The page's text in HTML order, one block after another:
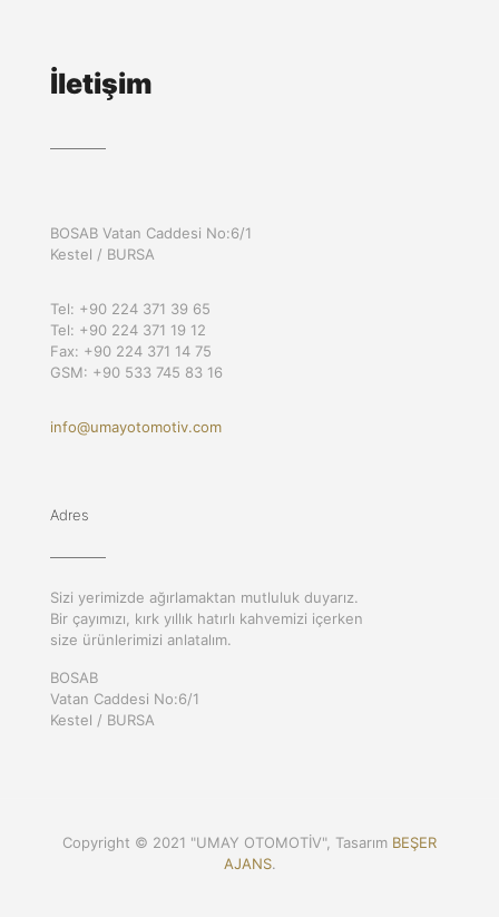
İletişim
BOSAB Vatan Caddesi No:6/1
Kestel / BURSA
Tel: +90 224 371 39 65
Tel: +90 224 371 19 12
Fax: +90 224 371 14 75
GSM: +90 533 745 83 16
info@umayotomotiv.com
Adres
Sizi yerimizde ağırlamaktan mutluluk duyarız.
Bir çayımızı, kırk yıllık hatırlı kahvemizi içerken
size ürünlerimizi anlatalım.
BOSAB
Vatan Caddesi No:6/1
Kestel / BURSA
Copyright © 2021 "UMAY OTOMOTİV", Tasarım BEŞER
AJANS.